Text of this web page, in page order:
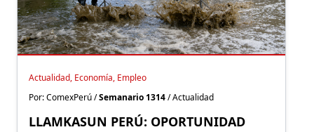
Actualidad, Economía, Empleo
Por: ComexPerú /Semanario 1314/ Actualidad
LLAMKASUN PERÚ: OPORTUNIDAD